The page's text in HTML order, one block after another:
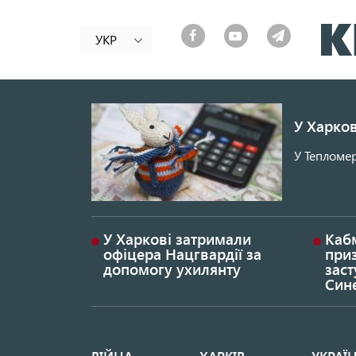
УКР
У
У
У Харкові затримали
офіцера Нацгвардії за
допомогу ухилянту